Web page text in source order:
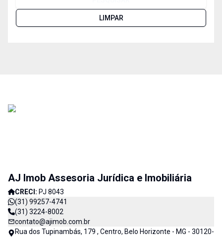
LIMPAR
AJ Imob Assesoria Jurídica e Imobiliária
CRECI: PJ 8043
(31) 99257-4741
(31) 3224-8002
contato@ajimob.com.br
Rua dos Tupinambás, 179 , Centro, Belo Horizonte - MG - 30120-